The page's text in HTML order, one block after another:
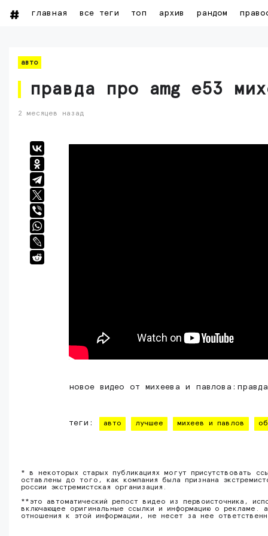
главная все теги топ архив рандом
авто
правда про amg e53
2 месяцев назад
новое видео от михеева и
теги: авто лучшее михеев и павлов
* в некоторых старых публикациях могут присутствовать
оставлены до того, как компания была признана
россии экстремистская организация.
**это автоматический репост видео из первоисточника,
включающее оригинальные ссылки и информацию о рекламе.
отношения к этой информации, не несет за нее